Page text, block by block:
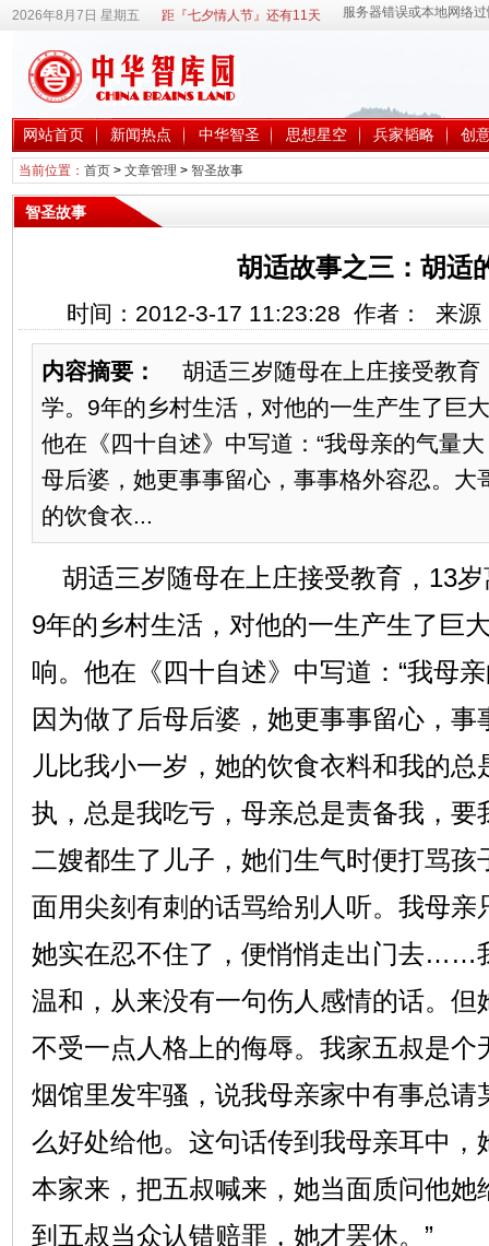
2026年8月7日 星期五 距『七夕情人节』还有11天
网站首页 新闻热点 中华智圣 思想星空 兵家韬略 创
当前位置： 首页> 文章管理 > 智圣故事
智圣故事
胡适故事之三：胡适
时间：2012-3-17 11:23:28 作者： 来
内容摘要：
胡适三岁随母在上庄接受教育
学。9年的乡村生活，对他的一生产生了巨
他在《四十自述》中写道：“我母亲的气量
母后婆，她更事事留心，事事格外容忍。大
的饮食衣...
胡适三岁随母在上庄接受教育，13岁
9年的乡村生活，对他的一生产生了巨
响。他在《四十自述》中写道：“我母
因为做了后母后婆，她更事事留心，
儿比我小一岁，她的饮食衣料和我的
执，总是我吃亏，母亲总是责备我，要
二嫂都生了儿子，她们生气时便打骂孩
面用尖刻有刺的话骂给别人听。我母亲
她实在忍不住了，便悄悄走出门去……
温和，从来没有一句伤人感情的话。但
不受一点人格上的侮辱。我家五叔是个
烟馆里发牢骚，说我母亲家中有事总请
么好处给他。这句话传到我母亲耳中，
本家来，把五叔喊来，她当面质问他她
到五叔当众认错赔罪，她才罢休。”